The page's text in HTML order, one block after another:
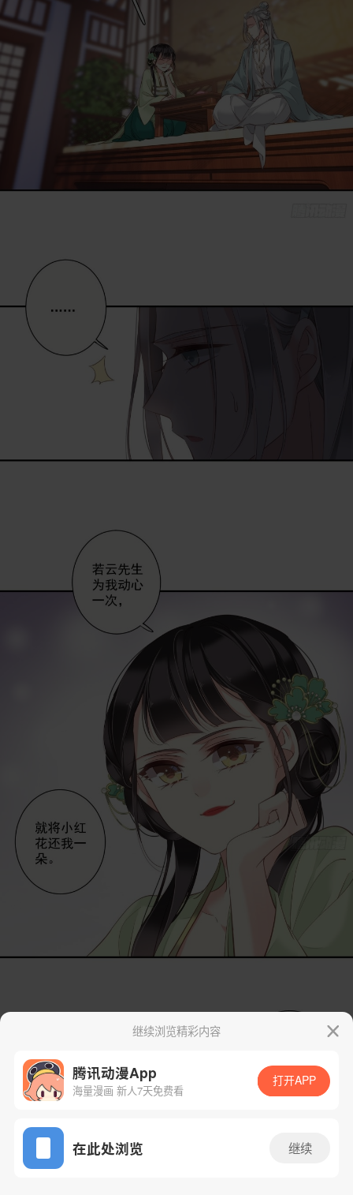
App免费看
继续浏览精彩内容
腾讯动漫App
海量漫画 新人7天免费看
打开APP
在此处浏览 继续